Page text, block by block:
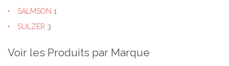
SALMSON 1
SULZER 3
Voir les Produits par Marque